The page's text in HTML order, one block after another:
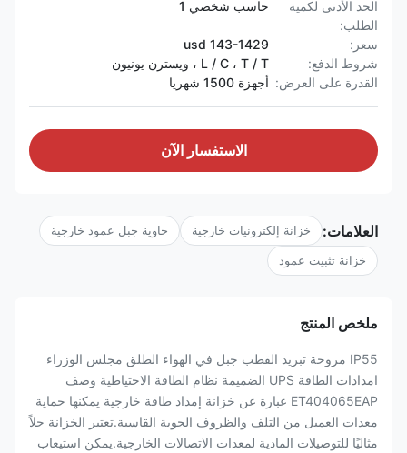
الحد الأدنى لكمية
الطلب:
حاسب شخصي 1
سعر:
143-1429 usd
شروط الدفع:
L / C ، T / T ، ويسترن يونيون
القدرة على العرض: أجهزة 1500 شهريا
الاستفسار الآن
العلامات: خزانة إلكترونيات خارجية حاوية جبل عمود خارجية
خزانة تثبيت عمود
ملخص المنتج
IP55 مروحة تبريد القطب جبل في الهواء الطلق مجلس الوزراء
امدادات الطاقة UPS الضميمة نظام الطاقة الاحتياطية وصف
ET404065EAP عبارة عن خزانة إمداد طاقة خارجية يمكنها حماية
معدات العميل من التلف والظروف الجوية القاسية.تعتبر الخزانة حلاً
مثاليًا للتوصيلات المادية لمعدات الاتصالات الخارجية.يمكن استيعاب